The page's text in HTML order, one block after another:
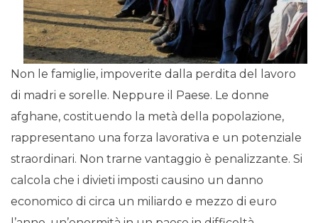
Non le famiglie, impoverite dalla perdita del lavoro
di madri e sorelle. Neppure il Paese. Le donne
afghane, costituendo la metà della popolazione,
rappresentano una forza lavorativa e un potenziale
straordinari. Non trarne vantaggio è penalizzante. Si
calcola che i divieti imposti causino un danno
economico di circa un miliardo e mezzo di euro